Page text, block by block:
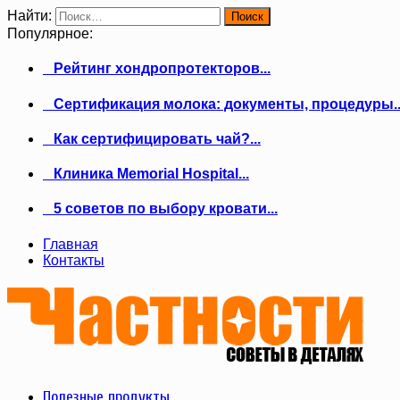
Найти:
Популярное:
Рейтинг хондропротекторов...
Сертификация молока: документы,
Как сертифицировать чай?...
Клиника Memorial Hospital...
5 советов по выбору кровати...
Главная
Контакты